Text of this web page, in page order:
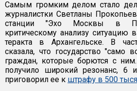
Самым громким делом стало
журналистки Светланы
станции "Эхо Москвы в
критическому анализу ситуацию
теракта в Архангельске. В
сказала, что государство "само
граждан, которые борются с
получило широкий резонанс, 6
приговорил ее к штрафу в 500